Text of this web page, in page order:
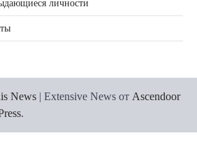
личности
News | Extensive News от Ascendoor
.